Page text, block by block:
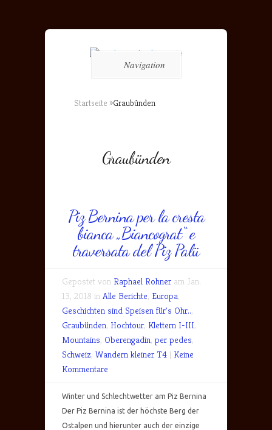
Navigation
Startseite »Graubünden
Graubünden
Piz Bernina per la cresta
bianca „Biancograt“ e
traversata del Piz Palü
Gepostet von Raphael Rohner am Jan.
13, 2018 in Alle Berichte, Europa,
Geschichten sind Speisen für's Ohr..,
Graubünden, Hochtour, Klettern I-III,
Mountains, Oberengadin, per pedes,
Schweiz, Wandern kleiner T4 | Keine
Kommentare
Winter und Schlechtwetter am Piz Bernina
Der Piz Bernina ist der höchste Berg der
Ostalpen und hierunter auch der einzige